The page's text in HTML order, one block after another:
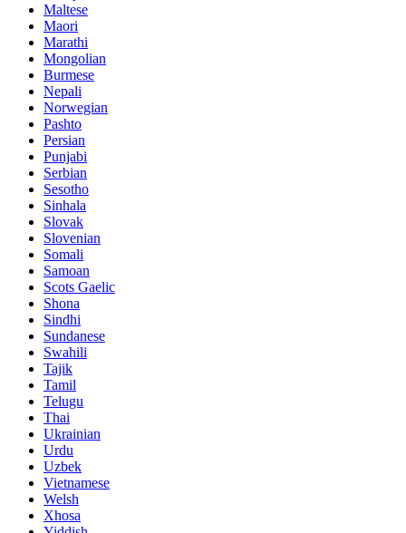
Maltese
Maori
Marathi
Mongolian
Burmese
Nepali
Norwegian
Pashto
Persian
Punjabi
Serbian
Sesotho
Sinhala
Slovak
Slovenian
Somali
Samoan
Scots Gaelic
Shona
Sindhi
Sundanese
Swahili
Tajik
Tamil
Telugu
Thai
Ukrainian
Urdu
Uzbek
Vietnamese
Welsh
Xhosa